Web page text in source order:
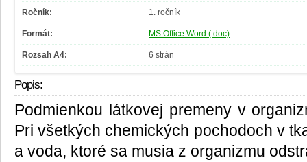
Ročník: 1. ročník
Formát: MS Office Word (.doc)
Rozsah A4: 6 strán
Popis:
Podmienkou látkovej premeny v
Pri všetkých chemických pochodoch v
a voda, ktoré sa musia z organizmu